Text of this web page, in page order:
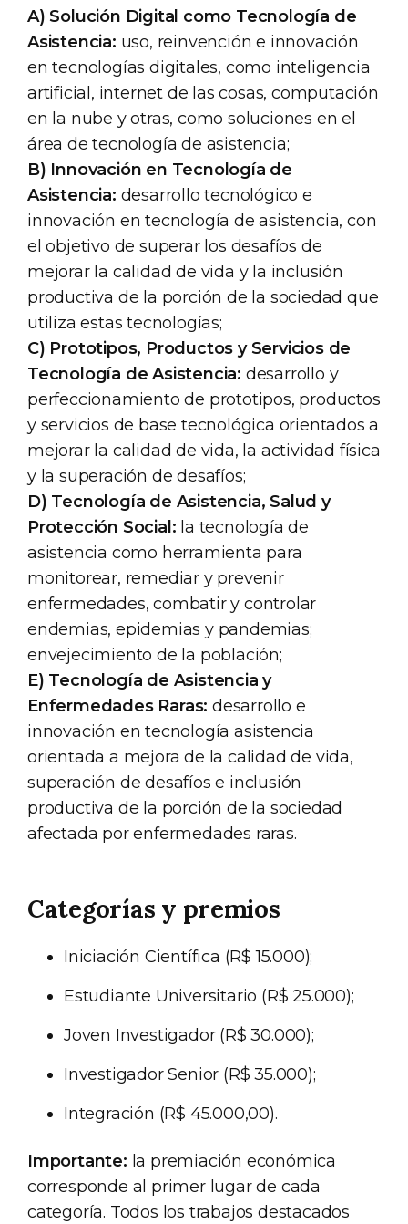
A) Solución Digital como Tecnología de
Asistencia: uso, reinvención e innovación
en tecnologías digitales, como inteligencia
artificial, internet de las cosas, computación
en la nube y otras, como soluciones en el
área de tecnología de asistencia;
B) Innovación en Tecnología de
Asistencia: desarrollo tecnológico e
innovación en tecnología de asistencia, con
el objetivo de superar los desafíos de
mejorar la calidad de vida y la inclusión
productiva de la porción de la sociedad que
utiliza estas tecnologías;
C) Prototipos, Productos y Servicios de
Tecnología de Asistencia: desarrollo y
perfeccionamiento de prototipos, productos
y servicios de base tecnológica orientados a
mejorar la calidad de vida, la actividad física
y la superación de desafíos;
D) Tecnología de Asistencia, Salud y
Protección Social: la tecnología de
asistencia como herramienta para
monitorear, remediar y prevenir
enfermedades, combatir y controlar
endemias, epidemias y pandemias;
envejecimiento de la población;
E) Tecnología de Asistencia y
Enfermedades Raras: desarrollo e
innovación en tecnología asistencia
orientada a mejora de la calidad de vida,
superación de desafíos e inclusión
productiva de la porción de la sociedad
afectada por enfermedades raras.
Categorías y premios
Iniciación Científica (R$ 15.000);
Estudiante Universitario (R$ 25.000);
Joven Investigador (R$ 30.000);
Investigador Senior (R$ 35.000);
Integración (R$ 45.000,00).
Importante: la premiación económica
corresponde al primer lugar de cada
categoría. Todos los trabajos destacados